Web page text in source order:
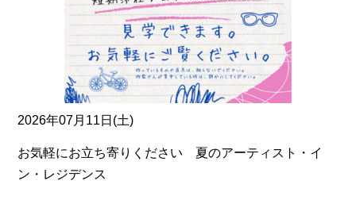
2026年07月11日(土)
お気軽にお立ち寄りください 夏のアーティスト・イ
ン・レジデンス